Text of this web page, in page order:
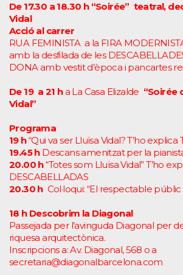
De 17.30 a 18.30 h “Soirée” teatral,
Vidal
Acció al carrer
RUA FEMINISTA a la FIRA
amb la desfilada de les
DONA amb vestit d’època i pancartes
De 19 a 21 ha La Casa Elizalde “Soirée
Vidal”
Programa
19 h“Qui va ser Lluïsa Vidal? T’ho explica
19.45 hDescans amenitzat per la
20.00 h“Totes som Lluïsa Vidal” T’ho
DESCABELLADAS
20.30 h Col·loqui: “El respectable públic
18 h Descobrim la Diagonal
Passejada per l’avinguda Diagonal per
riquesa arquitectònica.
Inscripcions a: Av. Diagonal, 568 o a
secretaria@diagonalbarcelona.com